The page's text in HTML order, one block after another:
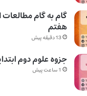
گام به گام
هفتم
13 دقیقه پیش
جزوه علوم دوم
1 ساعت پیش